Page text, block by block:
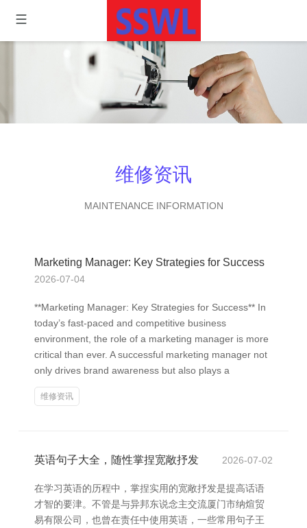
维修资讯
MAINTENANCE INFORMATION
Marketing Manager: Key Strategies for Success
2026-07-04
**Marketing Manager: Key Strategies for Success** In
today’s fast-paced and competitive business
environment, the role of a marketing manager is more
critical than ever. A successful marketing manager not
only drives brand awareness but also plays a
维修资讯
英语句子大全，随性掌捏宽敞抒发 2026-07-02
在学习英语的历程中，掌捏实用的宽敞抒发是提高话语
才智的要津。不管是与异邦东说念主交流厦门市纳煊贸
易有限公司，也曾在责任中使用英语，一些常用句子王